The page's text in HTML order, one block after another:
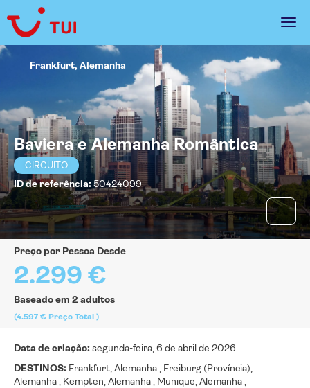
Baviera e Alemanha Romântica
CIRCUITO
ID de referência:50424099
Frankfurt, Alemanha
Preço por Pessoa Desde
2.299 €
Baseado em 2 adultos
(4.597 € Preço Total )
Data de criação:segunda-feira, 6 de abril de 2026
DESTINOS: Frankfurt, Alemanha , Freiburg (Província),
Alemanha , Kempten, Alemanha , Munique, Alemanha ,